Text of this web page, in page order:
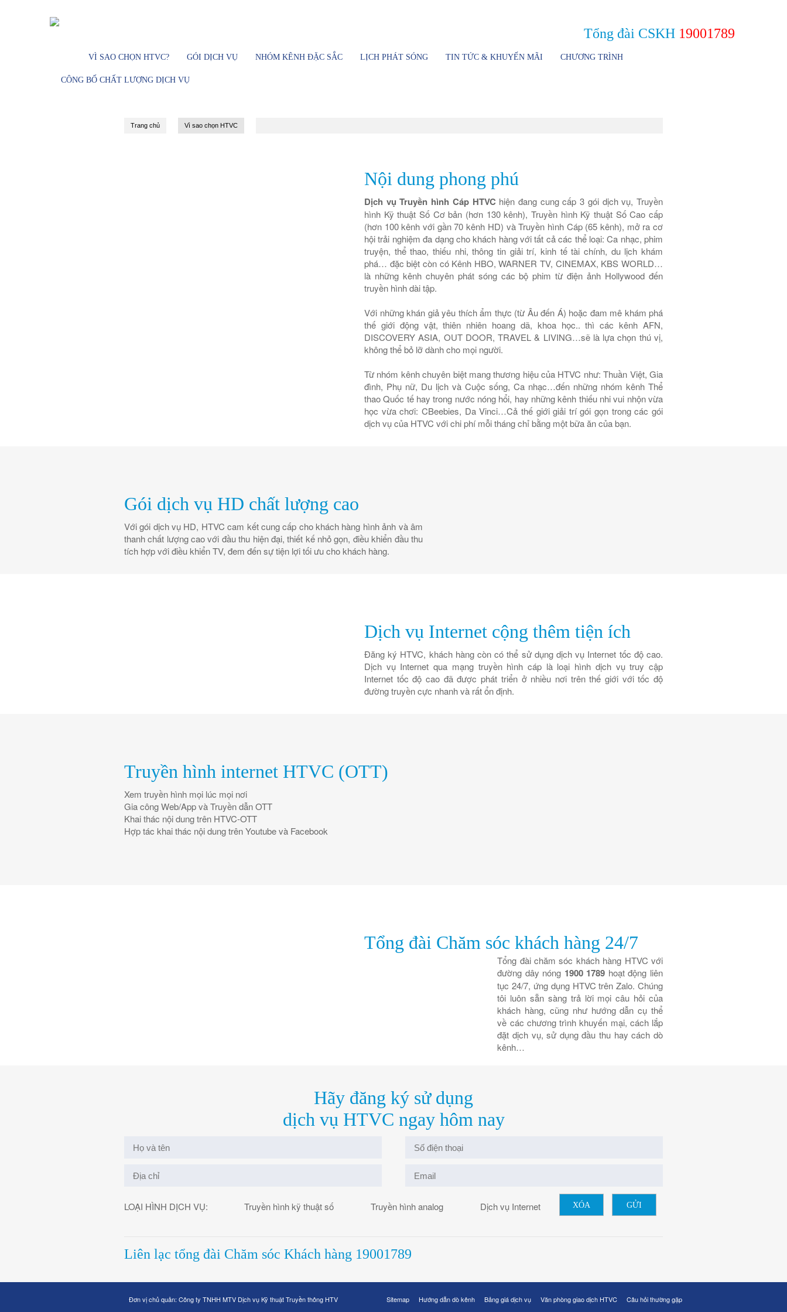
VÌ SAO CHỌN HTVC? GÓI DỊCH VỤ NHÓM KÊNH ĐẶC SẮC LỊCH PHÁT SÓNG TIN TỨC & KHUYẾN MÃI CHƯƠNG TRÌNH
CÔNG BỐ CHẤT LƯỢNG DỊCH VỤ
Tổng đài CSKH 19001789
Trang chủ Vì sao chọn HTVC
Nội dung phong phú
Dịch vụ Truyền hình Cáp HTVC hiện đang cung cấp 3 gói dịch vụ, Truyền
hình Kỹ thuật Số Cơ bản (hơn 130 kênh), Truyền hình Kỹ thuật Số Cao cấp
(hơn 100 kênh với gần 70 kênh HD) và Truyền hình Cáp (65 kênh), mở ra cơ
hội trải nghiệm đa dạng cho khách hàng với tất cả các thể loại: Ca nhạc, phim
truyện, thể thao, thiếu nhi, thông tin giải trí, kinh tế tài chính, du lịch khám
phá… đặc biệt còn có Kênh HBO, WARNER TV, CINEMAX, KBS WORLD…
là những kênh chuyên phát sóng các bộ phim từ điện ảnh Hollywood đến
truyền hình dài tập.
Với những khán giả yêu thích ẩm thực (từ Âu đến Á) hoặc đam mê khám phá
thế giới động vật, thiên nhiên hoang dã, khoa học.. thì các kênh AFN,
DISCOVERY ASIA, OUT DOOR, TRAVEL & LIVING…sẽ là lựa chọn thú vị,
không thể bỏ lỡ dành cho mọi người.
Từ nhóm kênh chuyên biệt mang thương hiệu của HTVC như: Thuần Việt, Gia
đình, Phụ nữ, Du lịch và Cuộc sống, Ca nhạc…đến những nhóm kênh Thể
thao Quốc tế hay trong nước nóng hổi, hay những kênh thiếu nhi vui nhộn vừa
học vừa chơi: CBeebies, Da Vinci…Cả thế giới giải trí gói gọn trong các gói
dịch vụ của HTVC với chi phí mỗi tháng chỉ bằng một bữa ăn của bạn.
Gói dịch vụ HD chất lượng cao
Với gói dịch vụ HD, HTVC cam kết cung cấp cho khách hàng hình ảnh và âm
thanh chất lượng cao với đầu thu hiện đại, thiết kế nhỏ gọn, điều khiển đầu thu
tích hợp với điều khiển TV, đem đến sự tiện lợi tối ưu cho khách hàng.
Dịch vụ Internet cộng thêm tiện ích
Đăng ký HTVC, khách hàng còn có thể sử dụng dịch vụ Internet tốc độ cao.
Dịch vụ Internet qua mạng truyền hình cáp là loại hình dịch vụ truy cập
Internet tốc độ cao đã được phát triển ở nhiều nơi trên thế giới với tốc độ
đường truyền cực nhanh và rất ổn định.
Truyền hình internet HTVC (OTT)
Xem truyền hình mọi lúc mọi nơi
Gia công Web/App và Truyền dẫn OTT
Khai thác nội dung trên HTVC-OTT
Hợp tác khai thác nội dung trên Youtube và Facebook
Tổng đài Chăm sóc khách hàng 24/7
Tổng đài chăm sóc khách hàng HTVC với
đường dây nóng 1900 1789 hoạt động liên
tục 24/7, ứng dụng HTVC trên Zalo. Chúng
tôi luôn sẵn sàng trả lời mọi câu hỏi của
khách hàng, cũng như hướng dẫn cụ thể
về các chương trình khuyến mại, cách lắp
đặt dịch vụ, sử dụng đầu thu hay cách dò
kênh…
Hãy đăng ký sử dụng
dịch vụ HTVC ngay hôm nay
LOẠI HÌNH DỊCH VỤ: Truyền hình kỹ thuật số Truyền hình analog Dịch vụ Internet XÓA GỬI
Liên lạc tổng đài Chăm sóc Khách hàng 19001789
Đơn vị chủ quản: Công ty TNHH MTV Dịch vụ Kỹ thuật Truyền thông HTV Sitemap Hướng dẫn dò kênh Bảng giá dịch vụ Văn phòng giao dịch HTVC Câu hỏi thường gặp